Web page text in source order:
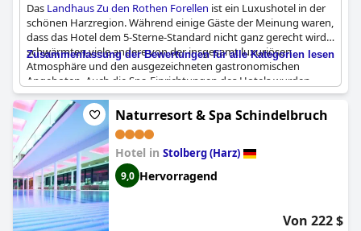
Das Landhaus Zu den Rothen Forellen ist ein Luxushotel in der
schönen Harzregion. Während einige Gäste der Meinung waren,
dass das Hotel dem 5-Sterne-Standard nicht ganz gerecht wird,
schwärmten viele andere von der insgesamt luxuriösen
Atmosphäre und den ausgezeichneten gastronomischen
Angeboten. Auch die Spa-Einrichtungen des Hotels wurden
hoch gelobt. Einige Gäste waren jedoch der Meinung, dass die
Preise zu hoch seien und dass sie kein gutes Preis-Leistungs-
Verhältnis erhalten hätten. Trotzdem bleibt dasLandhaus Zu
den Rothen Forelleneine beliebte Wahl für alle, die einen
verträumten Aufenthalt auf dem Land in einer charmanten,
wenn auch etwas in die Jahre gekommenen 5-Sterne-Lage
suchen.
Zusammenfassung der Bewertungen für alle Kategorien lesen
Naturresort & Spa Schindelbruch
Hotel in Stolberg (Harz)
9,0 Hervorragend
Von 222 $